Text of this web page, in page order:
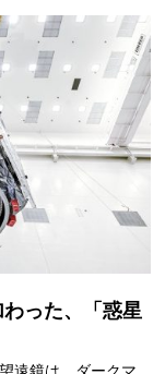
った、「惑星